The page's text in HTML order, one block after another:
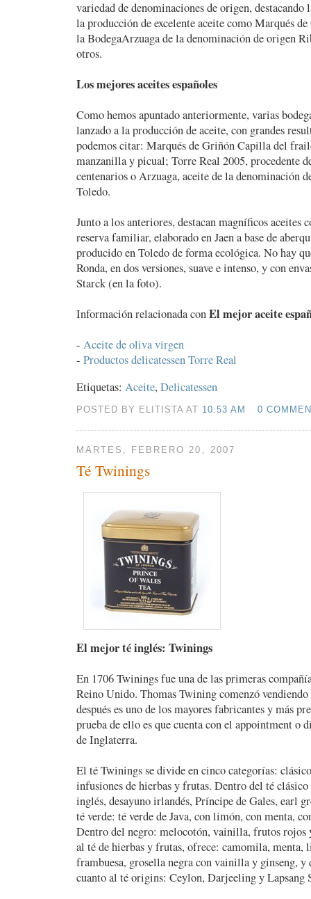
variedad de denominaciones de origen, destacando
la producción de excelente aceite como Marqués
la BodegaArzuaga de la denominación de origen
otros.
Los mejores aceites españoles
Como hemos apuntado anteriormente, varias
lanzado a la producción de aceite, con grandes
podemos citar: Marqués de Griñón Capilla del
manzanilla y picual; Torre Real 2005, procedente
centenarios o Arzuaga, aceite de la denominación
Toledo.
Junto a los anteriores, destacan magníficos aceites
reserva familiar, elaborado en Jaen a base de
producido en Toledo de forma ecológica. No hay
Ronda, en dos versiones, suave e intenso, y con
Starck (en la foto).
Información relacionada conEl mejor aceite
- Aceite de oliva virgen
- Productos delicatessen Torre Real
Etiquetas: Aceite, Delicatessen
POSTED BY ELITISTA AT 10:53 AM 0
MARTES, FEBRERO 20, 2007
Té Twinings
El mejor té inglés: Twinings
En 1706 Twinings fue una de las primeras
Reino Unido. Thomas Twining comenzó vendiendo
después es uno de los mayores fabricantes y más
prueba de ello es que cuenta con el appointment o
de Inglaterra.
El té Twinings se divide en cinco categorías:
infusiones de hierbas y frutas. Dentro del té clásico
inglés, desayuno irlandés, Príncipe de Gales, earl
té verde: té verde de Java, con limón, con menta,
Dentro del negro: melocotón, vainilla, frutos rojos
al té de hierbas y frutas, ofrece: camomila, menta,
frambuesa, grosella negra con vainilla y ginseng, y
cuanto al té origins: Ceylon, Darjeeling y Lapsang